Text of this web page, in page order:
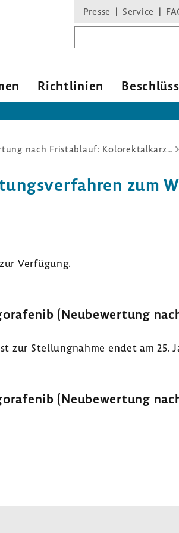
Presse Service
Richt­li­nien
Nutzenbewertungsverfahren zum Wirkstoff Regorafenib (Neubewertung nach Fristablauf: Kolorektalkarzinom)
zum
zur Verfü­gung.
(Neube­wer­tung
Stel­lung­nahme endet am 25.
(Neube­wer­tung